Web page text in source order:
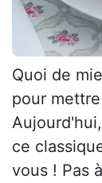
Quoi de
pour
ce
vous ! Pas